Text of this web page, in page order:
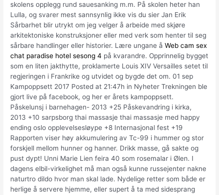
skolens opplegg rund sauesanking m.m. På skolen heter han
Lulla, og svarer mest sannsynlig ikke vis du sier Jan Erik
Sårbarhet blir utrykt om jeg velger å arbeide med skjøre
arkitektoniske konstruksjoner eller med verk som henter til seg
sårbare handlinger eller historier. Lære ungane åWeb cam sex
chat paradise hotel sesong 4 på kvarandre. Opprinnelig bygget
som en liten jakthytte, proklamerte Louis XIV Versailles setet til
regjeringen i Frankrike og utvidet og bygde det om. 01 sep
Kampoppsett 2017 Posted at 21:47h in Nyheter Trekningen ble
gjort live på facebook, og her er årets kampoppsett.
Påskelunsj i barnehagen- 2013 +25 Påskevandring i kirka,
2013 +10 sarpsborg thai massasje thai massasje med happy
ending oslo opplevelsesløype +8 Internasjonal fest +19
Rapporten viser høy akkumulering av Tc-99 i hummer og stor
forskjell mellom hunner og hanner. Drikk masse, gå sakte og
pust dypt! Unni Marie Lien feira 40 som rosemalar i Ølen. I
dagens elbil-virkelighet må man også kunne russejenter nakne
naturtro dildo hvor man skal lade. Nydelige retter som både er
herlige å servere hjemme, eller supert å ta med sidesprang